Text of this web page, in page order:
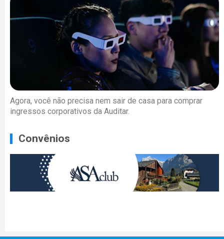
Agora, você não precisa nem sair de casa para comprar
ingressos corporativos da Auditar.
Convênios